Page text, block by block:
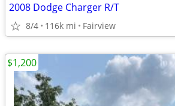
2008 Dodge Charger R/T
8/4 116k mi Fairview
$1,200